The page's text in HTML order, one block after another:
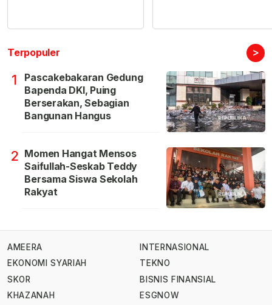
Terpopuler >
1
Pascakebakaran Gedung
Bapenda DKI, Puing
Berserakan, Sebagian
Bangunan Hangus
2 Momen Hangat Mensos
Saifullah-Seskab Teddy
Bersama Siswa Sekolah
Rakyat
AMEERA
EKONOMI SYARIAH
SKOR
KHAZANAH
INTERNASIONAL
TEKNO
BISNIS FINANSIAL
ESGNOW